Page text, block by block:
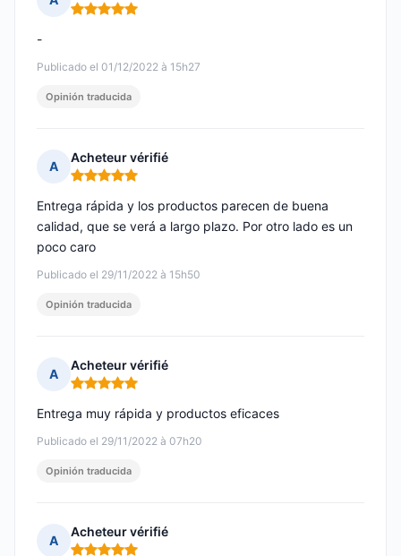
Nota: 5 de 5
Publicado el 01/12/2022 à 15h27
-
Opinión traducida
A
Acheteur vérifié
Nota: 5 de 5
Publicado el 29/11/2022 à 15h50
Entrega rápida y los productos parecen de buena
calidad, que se verá a largo plazo. Por otro lado es un
poco caro
Opinión traducida
A
Acheteur vérifié
Nota: 5 de 5
Publicado el 29/11/2022 à 07h20
Entrega muy rápida y productos eficaces
Opinión traducida
A
Acheteur vérifié